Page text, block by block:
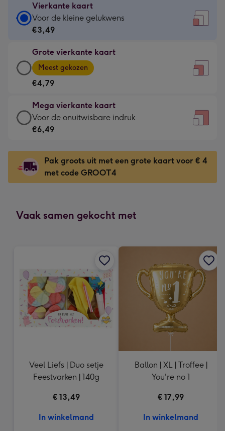
Vierkante kaart
Vierkante
kaart
€3,49
-
Voor
kleine
gelukwens
-
130
x
130
mm
Voor de kleine gelukwens
€3,49
Grote vierkante kaart
Grote
vierkante
kaart
-
€4,79
-
Meest
-
Dimensions:
167
mm
Meest gekozen
€4,79
Mega vierkante kaart
Mega
vierkante
-
€6,49
-
onuitwisbare
240
mm
Voor de onuitwisbare indruk
€6,49
Pak groots uit met een grote kaart voor € 4
met code GROOT4
Vaak samen gekocht met
Veel Liefs | Duo setje
Feestvarken | 140g
€ 13,49
In winkelmand
Ballon | XL | Troffee |
You're no 1
€ 17,99
In winkelmand